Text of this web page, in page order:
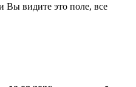
Вы видите это поле, все